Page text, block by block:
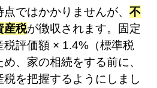
点ではかかりませんが、不
産税が徴収されます。固定
税評価額 × 1.4%（標準税
、家の相続をする前に、
を把握するようにしまし